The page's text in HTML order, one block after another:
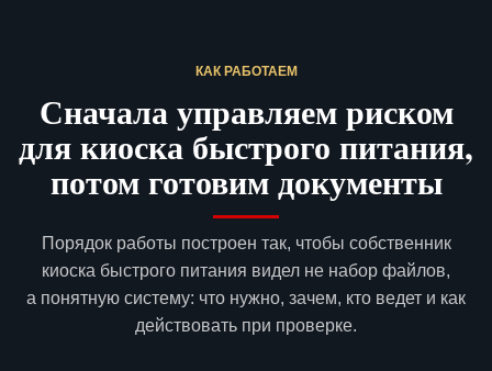
КАК РАБОТАЕМ
Сначала управляем риском
для киоска быстрого питания,
потом готовим документы
Порядок работы построен так, чтобы собственник
киоска быстрого питания видел не набор файлов,
а понятную систему: что нужно, зачем, кто ведет и как
действовать при проверке.